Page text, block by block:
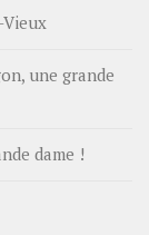
une grande
dame !